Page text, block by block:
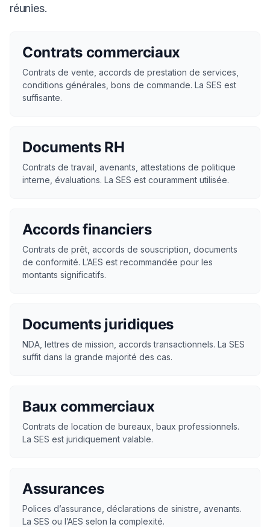
réunies.
Contrats commerciaux
Contrats de vente, accords de prestation de services,
conditions générales, bons de commande. La SES est
suffisante.
Documents RH
Contrats de travail, avenants, attestations de politique
interne, évaluations. La SES est couramment utilisée.
Accords financiers
Contrats de prêt, accords de souscription, documents
de conformité. L’AES est recommandée pour les
montants significatifs.
Documents juridiques
NDA, lettres de mission, accords transactionnels. La SES
suffit dans la grande majorité des cas.
Baux commerciaux
Contrats de location de bureaux, baux professionnels.
La SES est juridiquement valable.
Assurances
Polices d’assurance, déclarations de sinistre, avenants.
La SES ou l’AES selon la complexité.